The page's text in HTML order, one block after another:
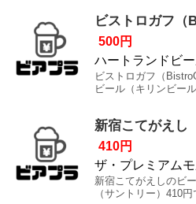
ビストロガフ（
500円
ハートランドビ
ビストロガフ（
ビール（キリンビー
新宿こてがえし
410円
ザ・プレミアム
新宿こてがえしのビ
（サントリー）410円